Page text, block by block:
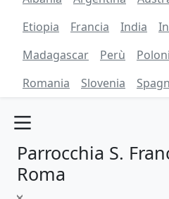
Etiopia
Francia India
Madagascar
Perù
Romania
Slovenia
Parrocchia S.
Roma